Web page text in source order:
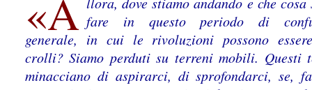
«A fare in questo periodo di
generale, in cui le rivoluzioni possono
crolli? Siamo perduti su terreni mobili. Questi
minacciano di aspirarci, di sprofondarci, se,